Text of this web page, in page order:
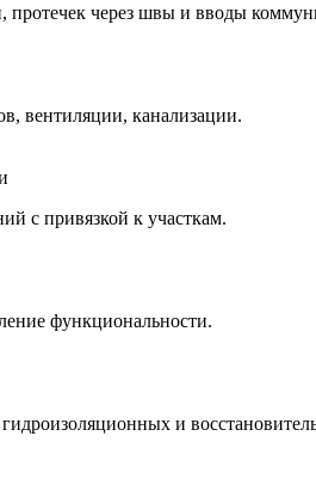
протечек через швы и вводы
вентиляции, канализации.
с привязкой к участкам.
функциональности.
и